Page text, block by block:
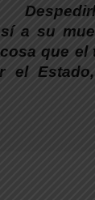
a su
que el
el